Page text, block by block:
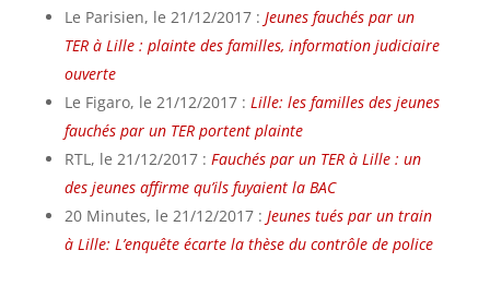
Le Parisien, le 21/12/2017 : Jeunes fauchés par un
TER à Lille : plainte des familles, information judiciaire
ouverte
Le Figaro, le 21/12/2017 : Lille: les familles des jeunes
fauchés par un TER portent plainte
RTL, le 21/12/2017 : Fauchés par un TER à Lille : un
des jeunes affirme qu’ils fuyaient la BAC
20 Minutes, le 21/12/2017 : Jeunes tués par un train
à Lille: L’enquête écarte la thèse du contrôle de police